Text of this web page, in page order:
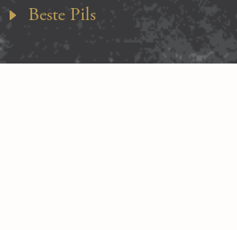
Beste Pils